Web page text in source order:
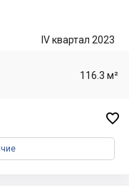
IV квартал 2023
116.3 м²
